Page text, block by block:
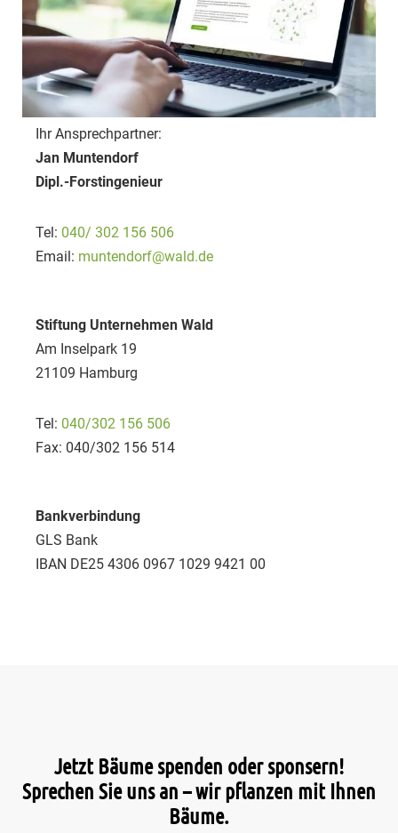
Sobald mit dem „Bäume pflanzen“
ein werblicher Zweck verfolgt wird,
handelt es sich um Sponsoring. Zum
Beispiel, wenn pro verkaufter
Produkteinheit ein Baum gepflanzt
wird oder für jeden Neukunden. Beim
Sponsoring dürfen Sie nach
unser Logo für Ihr Marketing nutzen.
Ihr Ansprechpartner:
Jan Muntendorf
Dipl.-Forstingenieur
Tel: 040/ 302 156 506
Email: muntendorf@wald.de
Stiftung Unternehmen Wald
Am Inselpark 19
21109 Hamburg
Tel: 040/302 156 506
Fax: 040/302 156 514
Bankverbindung
GLS Bank
IBAN DE25 4306 0967 1029 9421 00
Jetzt Bäume spenden oder sponsern!
Sprechen Sie uns an – wir pflanzen mit Ihnen
Bäume.